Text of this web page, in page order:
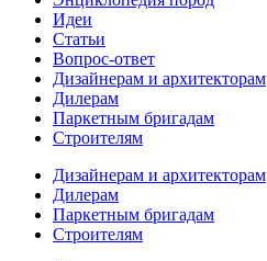
Идеи
Статьи
Вопрос-ответ
Дизайнерам и архитекторам
Дилерам
Паркетным бригадам
Строителям
Дизайнерам и архитекторам
Дилерам
Паркетным бригадам
Строителям